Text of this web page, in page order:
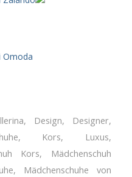
Omoda
, Design, Designer,
, Kors, Luxus,
Kors, Mädchenschuh
,
Mädchenschuhe von